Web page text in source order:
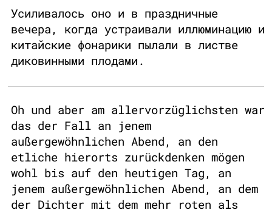
Усиливалось оно и в праздничные
вечера, когда устраивали иллюминацию и
китайские фонарики пылали в листве
диковинными плодами.
Oh und aber am allervorzüglichsten war
das der Fall an jenem
außergewöhnlichen Abend, an den
etliche hierorts zurückdenken mögen
wohl bis auf den heutigen Tag, an
jenem außergewöhnlichen Abend, an dem
der Dichter mit dem mehr roten als